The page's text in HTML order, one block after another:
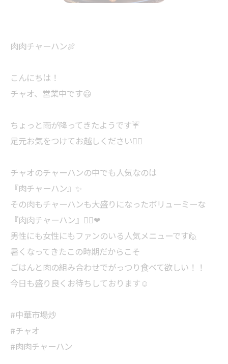
肉肉チャーハン🍖
こんにちは！
チャオ、営業中です😃
ちょっと雨が降ってきたようです☔
足元お気をつけてお越しください🙇‍♂️
チャオのチャーハンの中でも人気なのは
『肉チャーハン』✨
その肉もチャーハンも大盛りになったボリューミーな
『肉肉チャーハン』👆🏻❤
男性にも女性にもファンのいる人気メニューです🙋
暑くなってきたこの時期だからこそ
ごはんと肉の組み合わせでがっつり食べて欲しい！！
今日も盛り良くお待ちしております☺️
#中華市場炒
#チャオ
#肉肉チャーハン